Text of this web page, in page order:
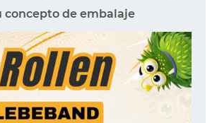
concepto de embalaje